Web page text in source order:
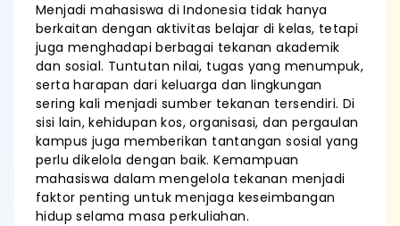
Menjadi mahasiswa di Indonesia tidak hanya
berkaitan dengan aktivitas belajar di kelas, tetapi
juga menghadapi berbagai tekanan akademik
dan sosial. Tuntutan nilai, tugas yang menumpuk,
serta harapan dari keluarga dan lingkungan
sering kali menjadi sumber tekanan tersendiri. Di
sisi lain, kehidupan kos, organisasi, dan pergaulan
kampus juga memberikan tantangan sosial yang
perlu dikelola dengan baik. Kemampuan
mahasiswa dalam mengelola tekanan menjadi
faktor penting untuk menjaga keseimbangan
hidup selama masa perkuliahan.